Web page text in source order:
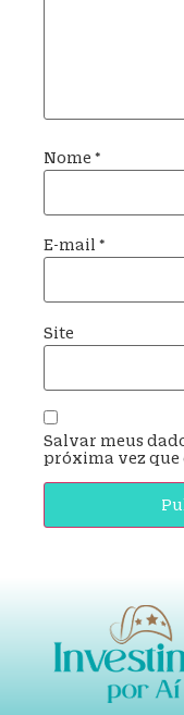
Nome *
E-mail *
Site
Salvar meus
próxima vez que